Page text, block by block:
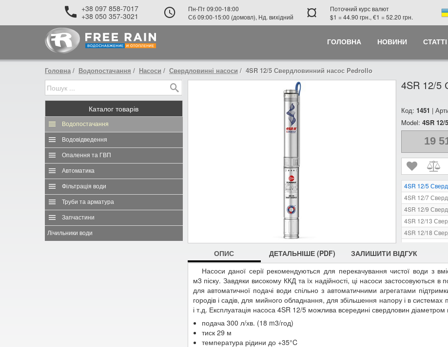
+38 097 858-7017
+38 050 357-3021
Пн-Пт 09:00-18:00
Сб 09:00-15:00 (домовл), Нд. вихідний
¤
Поточний курс валют
$1 = 44.90 грн., €1 = 52.20 грн.
ГОЛОВНА НОВИНИ СТАТТІ
Головна Водопостачання Насоси Свердловинні насоси 4SR 12/5 Свердловинний насос Pedrollo
Каталог товарів
Водопостачання
Водовідведення
Опалення та ГВП
Автоматика
Фільтрація води
Труби та арматура
Запчастини
Лічильники води
4SR 12/5
Код: 1451 |
Model:4SR 12/5
19
4SR 12/5
4SR 12/7
4SR 12/9
4SR 12/13
4SR 12/18
4SR 12/24
4SR 12/32
4SR 12/40
ОПИС ДЕТАЛЬНІШЕ (PDF) ЗАЛИШИТИ ВІДГУК
Насоси даної серії рекомендуються для перекачування чистої води з
м3 піску. Завдяки високому ККД та їх надійності, ці насоси застосовуються в
для автоматичної подачі води спільно з автоматичними агрегатами
городів і садів, для мийного обладнання, для збільшення напору і в системах
і т.д. Експлуатація насоса 4SR 12/5 можлива всередині свердловин
подача 300 л/хв. (18 m3/год)
тиск 29 м
температура рідини до +35°C